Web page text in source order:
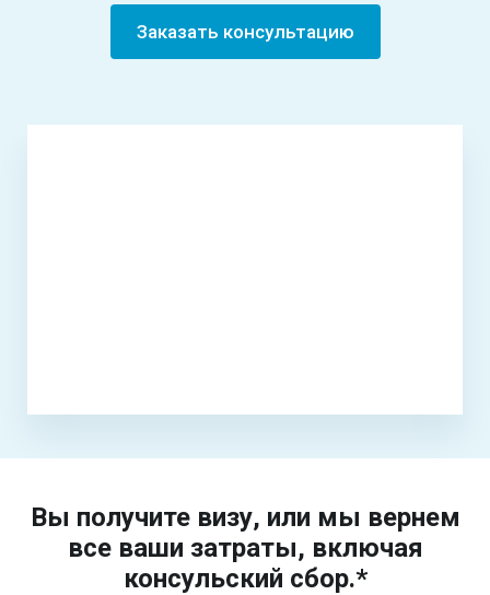
Заказать консультацию
Вы получите визу, или мы вернем
все ваши затраты, включая
консульский сбор.*